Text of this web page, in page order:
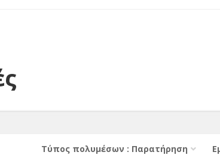
Τύπος πολυμέσων : Παρατήρηση